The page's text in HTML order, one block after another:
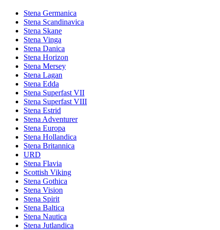
Stena Germanica
Stena Scandinavica
Stena Skane
Stena Vinga
Stena Danica
Stena Horizon
Stena Mersey
Stena Lagan
Stena Edda
Stena Superfast VII
Stena Superfast VIII
Stena Estrid
Stena Adventurer
Stena Europa
Stena Hollandica
Stena Britannica
URD
Stena Flavia
Scottish Viking
Stena Gothica
Stena Vision
Stena Spirit
Stena Baltica
Stena Nautica
Stena Jutlandica